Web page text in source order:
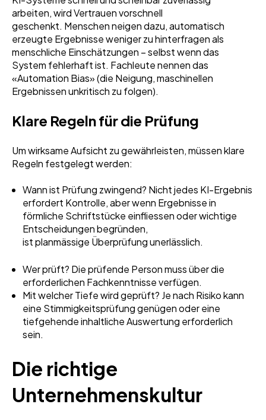
arbeiten, wird Vertrauen vorschnell
geschenkt. Menschen neigen dazu, automatisch
erzeugte Ergebnisse weniger zu hinterfragen als
menschliche Einschätzungen – selbst wenn das
System fehlerhaft ist. Fachleute nennen das
«Automation Bias» (die Neigung, maschinellen
Ergebnissen unkritisch zu folgen).
Klare Regeln für die Prüfung
Um wirksame Aufsicht zu gewährleisten, müssen klare
Regeln festgelegt werden:
Wann ist Prüfung zwingend? Nicht jedes KI-Ergebnis
erfordert Kontrolle, aber wenn Ergebnisse in
förmliche Schriftstücke einfliessen oder wichtige
Entscheidungen begründen,
ist planmässige Überprüfung unerlässlich.
Wer prüft? Die prüfende Person muss über die
erforderlichen Fachkenntnisse verfügen.
Mit welcher Tiefe wird geprüft? Je nach Risiko kann
eine Stimmigkeitsprüfung genügen oder eine
tiefgehende inhaltliche Auswertung erforderlich
sein.
Die richtige
Unternehmenskultur